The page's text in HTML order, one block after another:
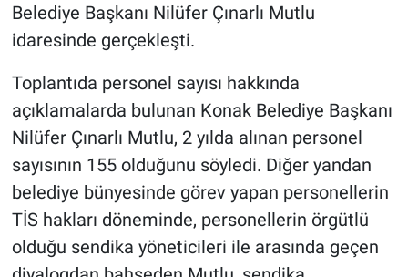
Belediye Başkanı Nilüfer Çınarlı Mutlu
idaresinde gerçekleşti.
Toplantıda personel sayısı hakkında
açıklamalarda bulunan Konak Belediye Başkanı
Nilüfer Çınarlı Mutlu, 2 yılda alınan personel
sayısının 155 olduğunu söyledi. Diğer yandan
belediye bünyesinde görev yapan personellerin
TİS hakları döneminde, personellerin örgütlü
olduğu sendika yöneticileri ile arasında geçen